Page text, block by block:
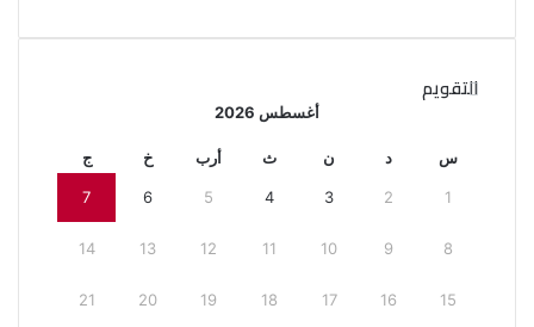
التقويم
أغسطس 2026
س د ن ث أرب خ ج
1
2
3
4
5
6
7
8
9
10
11
12
13
14
15
16
17
18
19
20
21